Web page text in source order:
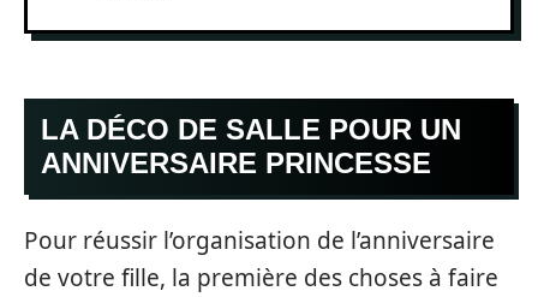
LA DÉCO DE SALLE POUR UN
ANNIVERSAIRE PRINCESSE
Pour réussir l’organisation de l’anniversaire
de votre fille, la première des choses à faire